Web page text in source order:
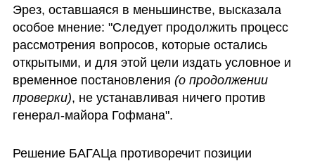
Эрез, оставшаяся в меньшинстве, высказала
особое мнение: "Следует продолжить процесс
рассмотрения вопросов, которые остались
открытыми, и для этой цели издать условное и
временное постановления (о продолжении
проверки), не устанавливая ничего против
генерал-майора Гофмана".
Решение БАГАЦа противоречит позиции